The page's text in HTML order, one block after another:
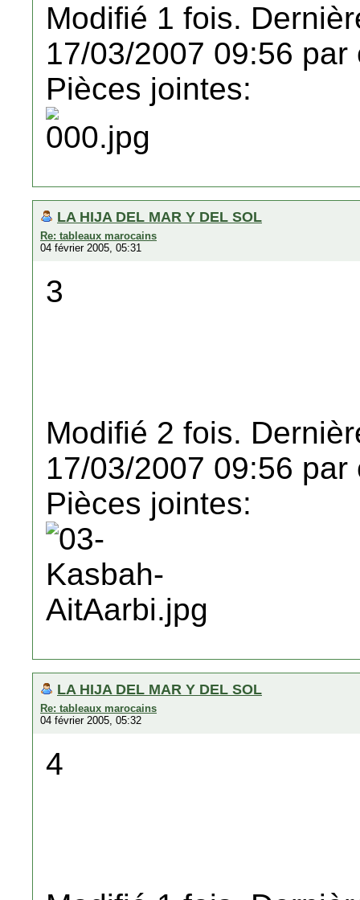
Modifié 1 fois.
17/03/2007 09:56 par
Pièces jointes:
LA HIJA DEL MAR Y DEL SOL
Re: tableaux marocains
04 février 2005, 05:31
3
Modifié 2 fois.
17/03/2007 09:56 par
Pièces jointes:
LA HIJA DEL MAR Y DEL SOL
Re: tableaux marocains
04 février 2005, 05:32
4